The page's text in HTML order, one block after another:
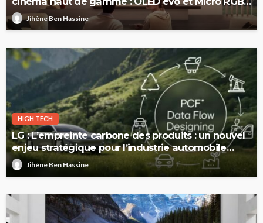
evoJihène Ben Hassine
HIGH TECH
LG : L’empreinte carbone des produits : un nouvel
enjeu stratégique pour l’industrie automobile
européenne
Jihène Ben Hassine